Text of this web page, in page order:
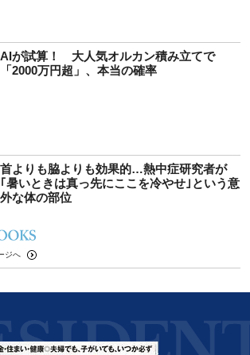
AIが試算！ 大人気オルカン積み立てで
「2000万円超」、本当の確率
首よりも脇よりも効果的…熱中症研究者が
｢暑いときは真っ先にここを冷やせ｣という意
外な体の部位
ジへ